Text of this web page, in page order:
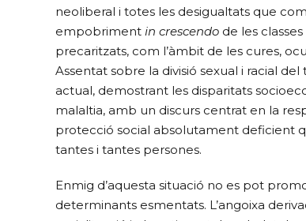
neoliberal i totes les desigualtats que
empobriment in crescendo de les
precaritzats, com l’àmbit de les cures,
Assentat sobre la divisió sexual i racial
actual, demostrant les disparitats
malaltia, amb un discurs centrat en la
protecció social absolutament deficient
tantes i tantes persones.
Enmig d’aquesta situació no es pot
determinants esmentats. L’angoixa